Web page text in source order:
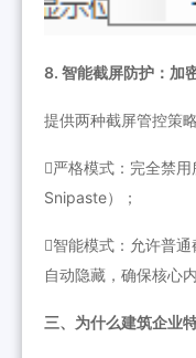
8. 智能截屏防护：加
提供两种截屏管控策略
严格模式：完全禁用
Snipaste）；
智能模式：允许普
自动隐藏，确保核心
三、为什么建筑企业